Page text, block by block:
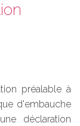
préalable à
d'embauche
déclaration